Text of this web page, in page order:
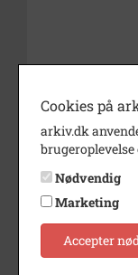
Cookies på
arkiv.dk
Nødvendig
Marketing
Accepter